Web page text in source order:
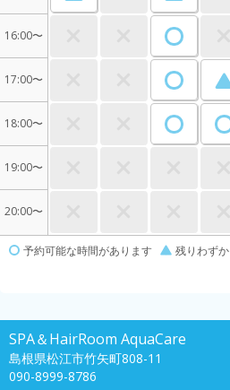
16:00〜
17:00〜
18:00〜
19:00〜
20:00〜
予約可能な時間があります 残りわずか
SPA＆HairRoom AquaCare
島根県松江市竹矢町808-11
090-8999-8786